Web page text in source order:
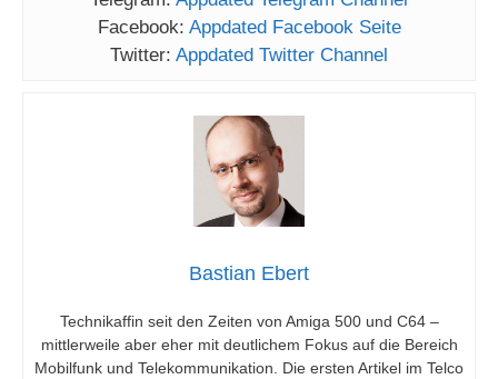
Facebook: Appdated Facebook Seite
Twitter: Appdated Twitter Channel
Bastian Ebert
Technikaffin seit den Zeiten von Amiga 500 und C64 –
mittlerweile aber eher mit deutlichem Fokus auf die Bereich
Mobilfunk und Telekommunikation. Die ersten Artikel im Telco